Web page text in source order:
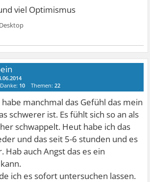
viel Optimismus
Danke: 10 Themen:22
manchmal das Gefühl das mein
schwerer ist. Es fühlt sich so an als
schwappelt. Heut habe ich das
und das seit 5-6 stunden und es
Hab auch Angst das es ein
ich es sofort untersuchen lassen.